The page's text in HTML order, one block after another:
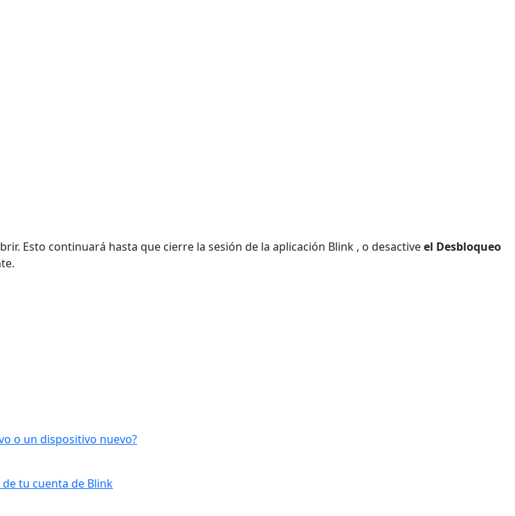
Esto continuará hasta que cierre la sesión de la aplicación Blink , o desactiveel Desbloqueo
o un dispositivo nuevo?
tu cuenta de Blink